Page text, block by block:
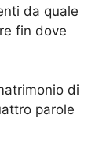
da quale
fin dove
di
parole